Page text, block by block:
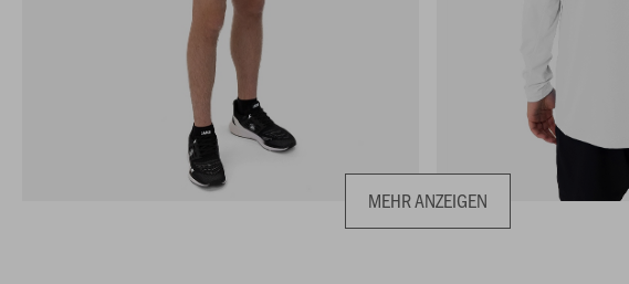
MEHR ANZEIGEN